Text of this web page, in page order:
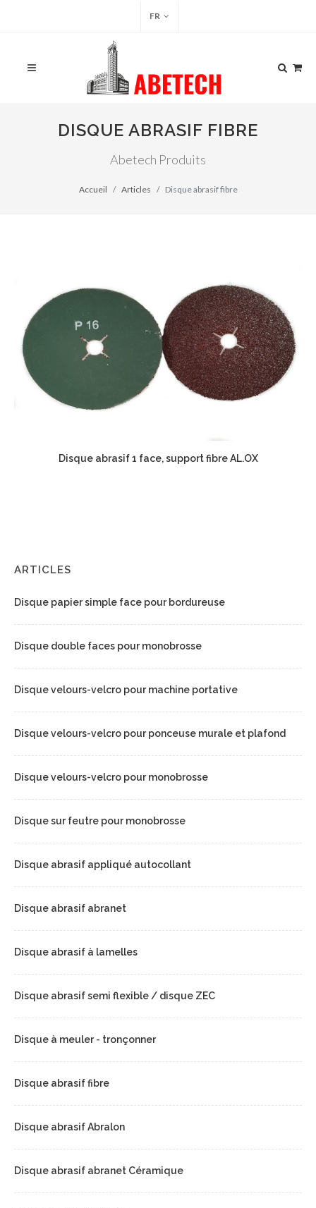
FR
DISQUE ABRASIF FIBRE
Abetech Produits
Accueil Articles Disque abrasif fibre
Disque abrasif 1 face, support fibre AL.OX
ARTICLES
Disque papier simple face pour bordureuse
Disque double faces pour monobrosse
Disque velours-velcro pour machine portative
Disque velours-velcro pour ponceuse murale et plafond
Disque velours-velcro pour monobrosse
Disque sur feutre pour monobrosse
Disque abrasif appliqué autocollant
Disque abrasif abranet
Disque abrasif à lamelles
Disque abrasif semi flexible / disque ZEC
Disque à meuler - tronçonner
Disque abrasif fibre
Disque abrasif Abralon
Disque abrasif abranet Céramique